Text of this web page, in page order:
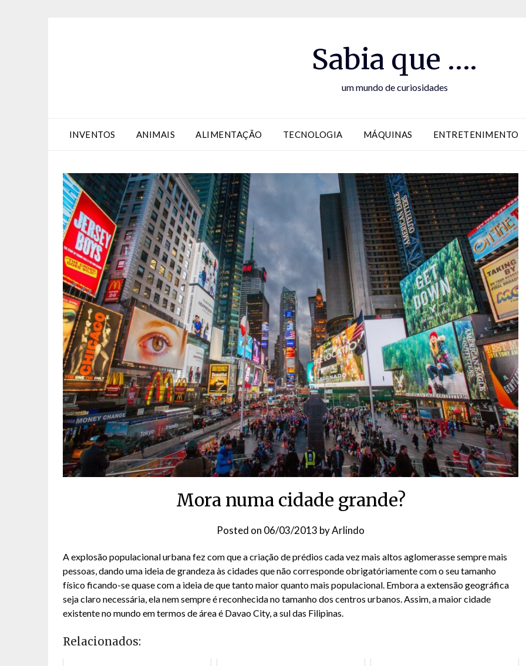
Sabia que ….
um mundo de curiosidades
INVENTOS ANIMAIS ALIMENTAÇÃO TECNOLOGIA MÁQUINAS ENTRETENIMENTO
Mora numa cidade grande?
Posted on 06/03/2013 byArlindo
A explosão populacional urbana fez com que a criação de prédios cada vez mais altos aglomerasse sempre mais
pessoas, dando uma ideia de grandeza às cidades que não corresponde obrigatóriamente com o seu tamanho
físico ficando-se quase com a ideia de que tanto maior quanto mais populacional. Embora a extensão geográfica
seja claro necessária, ela nem sempre é reconhecida no tamanho dos centros urbanos. Assim, a maior cidade
existente no mundo em termos de área é Davao City, a sul das Filipinas.
Relacionados: